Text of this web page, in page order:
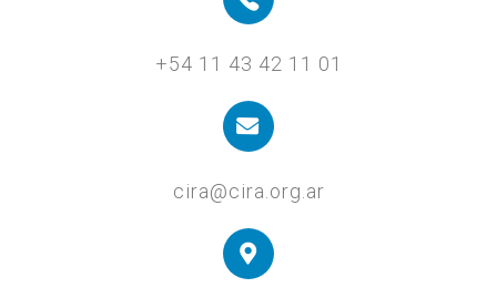
+54 11 43 42 11 01
cira@cira.org.ar